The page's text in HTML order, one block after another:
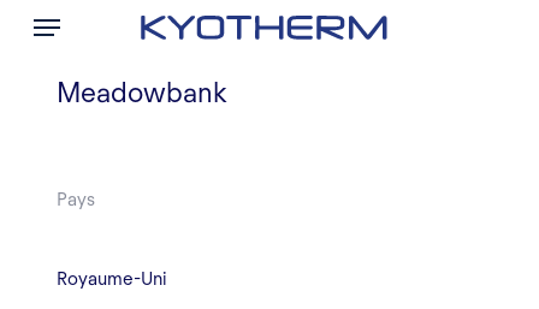
Skip
content
Menu
Meadowbank
Pays
Royaume-Uni